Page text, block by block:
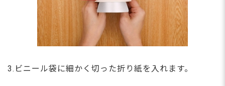
3.ビニール袋に細かく切った折り紙を入れます。